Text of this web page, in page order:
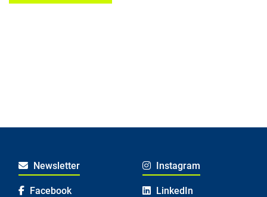
Newsletter Instagram
Facebook LinkedIn